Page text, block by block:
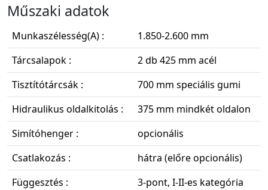
Műszaki adatok
Munkaszélesség(A) :
1.850-2.600 mm
Tárcsalapok :
2 db 425 mm acél
Tisztítótárcsák :
700 mm speciális gumi
Hidraulikus oldalkitolás :
375 mm mindkét oldalon
Simítóhenger :
opcionális
Csatlakozás :
hátra (előre opcionális)
Függesztés :
3-pont, I-II-es kategória